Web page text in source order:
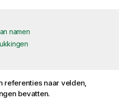
namen
referenties naar velden,
bevatten.